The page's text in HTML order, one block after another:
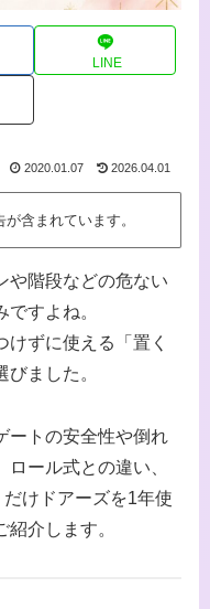
LINE
2020.01.07 2026.04.01
含まれています。
や階段などの危ない
すよね。
ずに使える「置く
ました。
ートの安全性や倒れ
ール式との違い、
けドアーズを1年使
介します。